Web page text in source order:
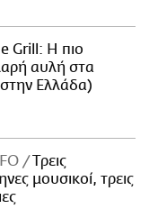
Grill: Η πιο
αυλή στα
στην Ελλάδα)
Tρεις
μουσικοί, τρεις